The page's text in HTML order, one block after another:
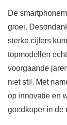
De
groei.
sterke cijfers
topmodellen
voorgaande
niet stil. Met
op innovatie en
goedkoper in de